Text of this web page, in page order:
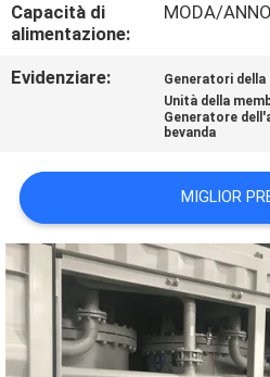
CASI
RICHIEDI UN
PREVENTIVO
NEWS
MAPPA
SITO
Capacità di
alimentazione:
MODA/
Evidenziare: Generatori
Unità della
Generatore
bevanda
MIGLIOR